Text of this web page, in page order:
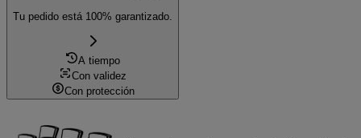
Tu pedido está 100% garantizado.
A tiempo
Con validez
Con protección